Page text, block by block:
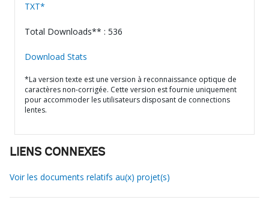
TXT*
Total Downloads** : 536
Download Stats
*La version texte est une version à reconnaissance optique de
caractères non-corrigée. Cette version est fournie uniquement
pour accommoder les utilisateurs disposant de connections
lentes.
LIENS CONNEXES
Voir les documents relatifs au(x) projet(s)